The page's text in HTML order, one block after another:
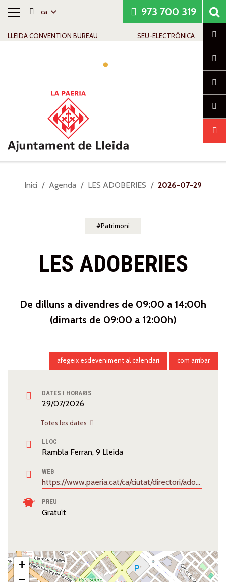
Alternar
ca
LLEIDA CONVENTION BUREAU SEU-ELECTRÒNICA
973 700 319
Sou
Inici Agenda LES ADOBERIES 2026-07-29
Patrimoni
LES ADOBERIES
De dilluns a divendres de 09:00 a 14:00h
(dimarts de 09:00 a 12:00h)
DATES I HORARIS
29/07/2026
Totes les dates
LLOC
Rambla Ferran, 9 Lleida
WEB
https://www.paeria.cat/ca/ciutat/directori/adoberies
PREU
Gratuït
afegeix esdeveniment al calendari com arribar
+